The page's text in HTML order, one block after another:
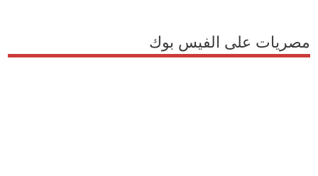
مصريات على الفيس بوك